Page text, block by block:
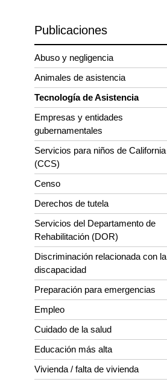
Publicaciones
Abuso y negligencia
Animales de asistencia
Tecnología de Asistencia
Empresas y entidades
gubernamentales
Servicios para niños de California
(CCS)
Censo
Derechos de tutela
Servicios del Departamento de
Rehabilitación (DOR)
Discriminación relacionada con la
discapacidad
Preparación para emergencias
Empleo
Cuidado de la salud
Educación más alta
Vivienda / falta de vivienda